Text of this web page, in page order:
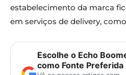
estabelecimento da marca
em serviços de delivery,
Escolhe o Echo
como Fonte Preferida